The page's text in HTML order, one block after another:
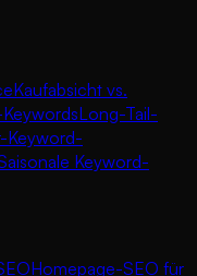
Kaufabsicht vs.
Long-Tail-
Keyword-
Keyword-
Homepage-SEO für